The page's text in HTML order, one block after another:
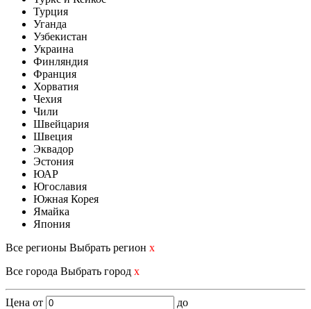
Турция
Уганда
Узбекистан
Украина
Финляндия
Франция
Хорватия
Чехия
Чили
Швейцария
Швеция
Эквадор
Эстония
ЮАР
Югославия
Южная Корея
Ямайка
Япония
Все регионы Выбрать регион x
Все города Выбрать город x
Цена от до